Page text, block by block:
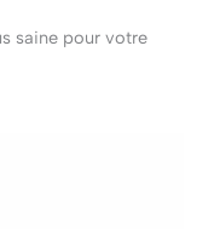
saine pour votre